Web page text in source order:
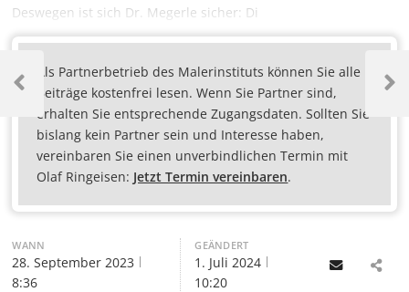
Deswegen ist sich Dr. Megerle sicher: Di
Als Partnerbetrieb des Malerinstituts können Sie alle
Beiträge kostenfrei lesen. Wenn Sie Partner sind,
erhalten Sie entsprechende Zugangsdaten. Sollten Sie
bislang kein Partner sein und Interesse haben,
vereinbaren Sie einen unverbindlichen Termin mit
Olaf Ringeisen: Jetzt Termin vereinbaren.
WANN
28. September 2023
8:36
GEÄNDERT
1. Juli 2024
10:20
Email